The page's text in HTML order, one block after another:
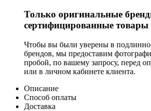
Только оригинальные
сертифицированные товары
Чтобы вы были уверены в
брендов, мы предоставим
пробой, по вашему запросу, перед
или в личном кабинете клиента.
Описание
Способ оплаты
Доставка